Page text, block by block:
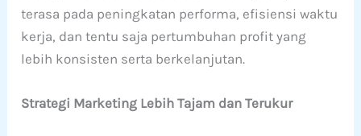
terasa pada peningkatan performa, efisiensi waktu
kerja, dan tentu saja pertumbuhan profit yang
lebih konsisten serta berkelanjutan.
Strategi Marketing Lebih Tajam dan Terukur